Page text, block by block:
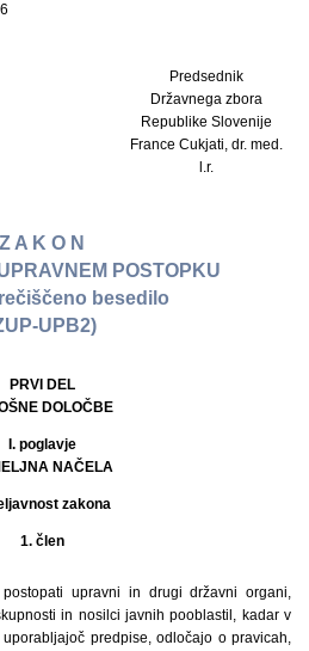
Predsednik
Državnega zbora
Republike Slovenije
France Cukjati, dr. med.
l.r.
Z A K O N
POSTOPKU
besedilo
UPB2)
PRVI DEL
DOLOČBE
I. poglavje
NAČELA
zakona
1. člen
upravni in drugi državni organi,
in nosilci javnih pooblastil, kadar v
predpise, odločajo o pravicah,